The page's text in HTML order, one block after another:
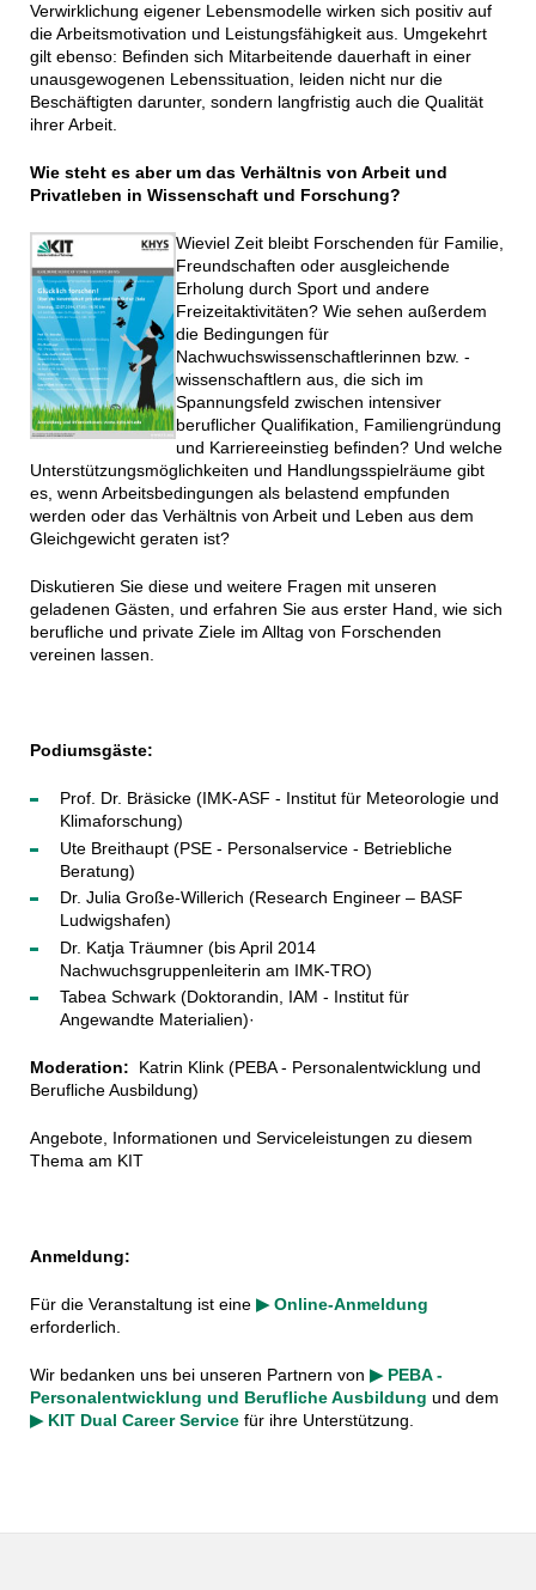
Verwirklichung eigener Lebensmodelle wirken sich positiv auf
die Arbeitsmotivation und Leistungsfähigkeit aus. Umgekehrt
gilt ebenso: Befinden sich Mitarbeitende dauerhaft in einer
unausgewogenen Lebenssituation, leiden nicht nur die
Beschäftigten darunter, sondern langfristig auch die Qualität
ihrer Arbeit.
Wie steht es aber um das Verhältnis von Arbeit und
Privatleben in Wissenschaft und Forschung?
Wieviel Zeit bleibt Forschenden für Familie,
Freundschaften oder ausgleichende
Erholung durch Sport und andere
Freizeitaktivitäten? Wie sehen außerdem
die Bedingungen für
Nachwuchswissenschaftlerinnen bzw. -
wissenschaftlern aus, die sich im
Spannungsfeld zwischen intensiver
beruflicher Qualifikation, Familiengründung
und Karriereeinstieg befinden? Und welche
Unterstützungsmöglichkeiten und Handlungsspielräume gibt
es, wenn Arbeitsbedingungen als belastend empfunden
werden oder das Verhältnis von Arbeit und Leben aus dem
Gleichgewicht geraten ist?
Diskutieren Sie diese und weitere Fragen mit unseren
geladenen Gästen, und erfahren Sie aus erster Hand, wie sich
berufliche und private Ziele im Alltag von Forschenden
vereinen lassen.
Podiumsgäste:
Prof. Dr. Bräsicke (IMK-ASF - Institut für Meteorologie und
Klimaforschung)
Ute Breithaupt (PSE - Personalservice - Betriebliche
Beratung)
Dr. Julia Große-Willerich (Research Engineer – BASF
Ludwigshafen)
Dr. Katja Träumner (bis April 2014
Nachwuchsgruppenleiterin am IMK-TRO)
Tabea Schwark (Doktorandin, IAM - Institut für
Angewandte Materialien)·
Moderation:
Katrin Klink (PEBA - Personalentwicklung und
Berufliche Ausbildung)
Angebote, Informationen und Serviceleistungen zu diesem
Thema am KIT
Anmeldung:
Für die Veranstaltung ist eine ▶ Online-Anmeldung
erforderlich.
Wir bedanken uns bei unseren Partnern von ▶ PEBA -
Personalentwicklung und Berufliche Ausbildung und dem
▶ KIT Dual Career Servicefür ihre Unterstützung.